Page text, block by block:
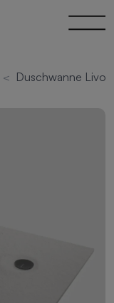
< Duschwanne Livo